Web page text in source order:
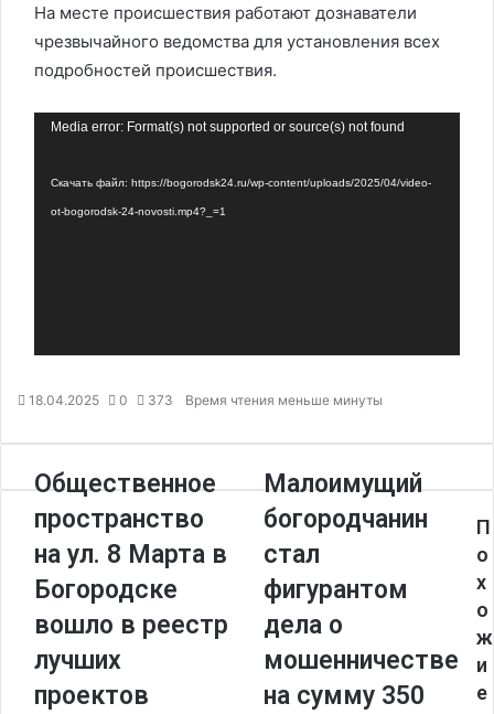
На месте происшествия работают дознаватели
чрезвычайного ведомства для установления всех
подробностей происшествия.
Видеоплеер
Media error: Format(s) not supported or source(s) not found
Скачать файл: https://bogorodsk24.ru/wp-content/uploads/2025/04/video-
ot-bogorodsk-24-novosti.mp4?_=1
18.04.2025 0 373 Время чтения меньше минуты
Общественное
пространство
на ул. 8 Марта в
Богородске
вошло в реестр
лучших
проектов
Малоимущий
богородчанин
стал
фигурантом
дела о
мошенничестве
на сумму 350
П
о
х
о
ж
и
е